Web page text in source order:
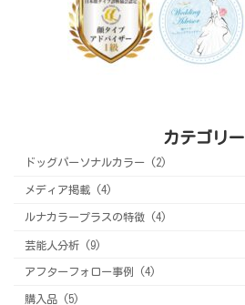
カテゴリー
ドッグパーソナルカラー (2)
メディア掲載 (4)
ルナカラープラスの特徴 (4)
芸能人分析 (9)
アフターフォロー事例 (4)
購入品 (5)